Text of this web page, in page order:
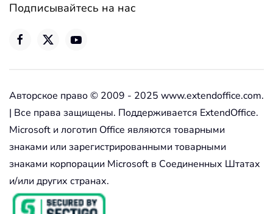
Подписывайтесь на нас
Авторское право © 2009 - 2025 www.extendoffice.com.
| Все права защищены. Поддерживается ExtendOffice.
Microsoft и логотип Office являются товарными
знаками или зарегистрированными товарными
знаками корпорации Microsoft в Соединенных Штатах
и/или других странах.